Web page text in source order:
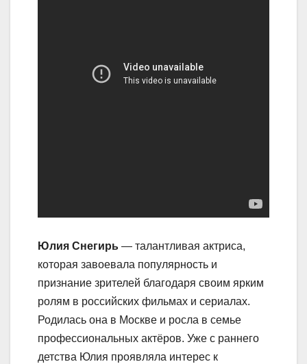
Юлия Снегирь — талантливая актриса,
которая завоевала популярность и
признание зрителей благодаря своим ярким
ролям в российских фильмах и сериалах.
Родилась она в Москве и росла в семье
профессиональных актёров. Уже с раннего
детства Юлия проявляла интерес к